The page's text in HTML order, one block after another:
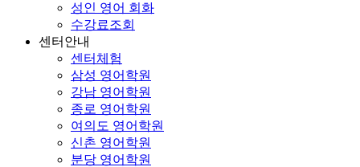
성인 영어 회화
수강료조회
센터안내
센터체험
삼성 영어학원
강남 영어학원
종로 영어학원
여의도 영어학원
신촌 영어학원
분당 영어학원